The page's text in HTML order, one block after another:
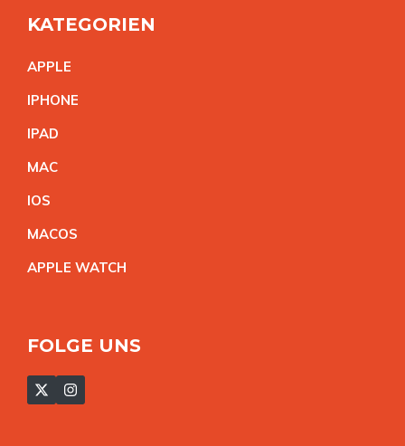
KATEGORIEN
APPLE
IPHONE
IPAD
MAC
IOS
MACOS
APPLE WATCH
FOLGE UNS